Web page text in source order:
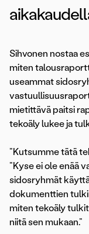
Sihvonen nostaa
miten
useammat
mietittävä paitsi
tekoäly lukee ja
”Kutsumme tätä
”Kyse ei ole enää
sidosryhmät
dokumenttien
miten tekoäly
niitä sen mukaan.”